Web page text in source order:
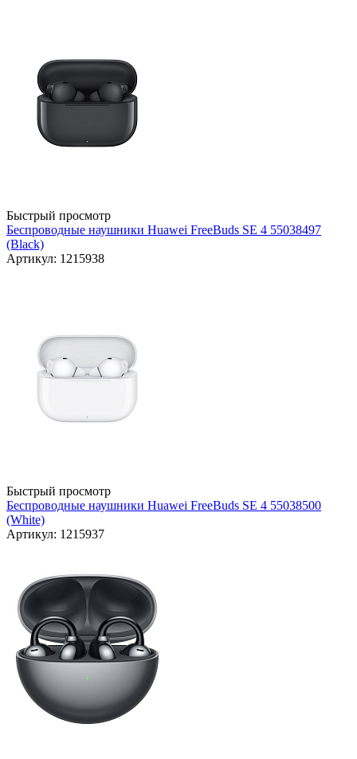
Быстрый просмотр
Беспроводные наушники Huawei FreeBuds SE 4 55038497
(Black)
Артикул: 1215938
Быстрый просмотр
Беспроводные наушники Huawei FreeBuds SE 4 55038500
(White)
Артикул: 1215937